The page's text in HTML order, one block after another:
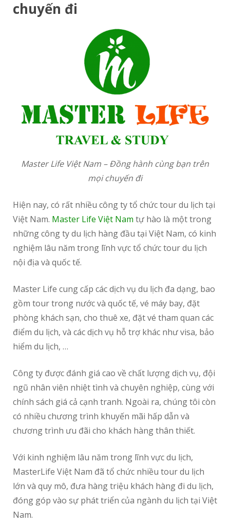
chuyến đi
Master Life Việt Nam – Đồng hành cùng bạn trên
mọi chuyến đi
Hiện nay, có rất nhiều công ty tổ chức tour du lịch tại
Việt Nam. Master Life Việt Nam tự hào là một trong
những công ty du lịch hàng đầu tại Việt Nam, có kinh
nghiệm lâu năm trong lĩnh vực tổ chức tour du lịch
nội địa và quốc tế.
Master Life cung cấp các dịch vụ du lịch đa dạng, bao
gồm tour trong nước và quốc tế, vé máy bay, đặt
phòng khách sạn, cho thuê xe, đặt vé tham quan các
điểm du lịch, và các dịch vụ hỗ trợ khác như visa, bảo
hiểm du lịch, …
Công ty được đánh giá cao về chất lượng dịch vụ, đội
ngũ nhân viên nhiệt tình và chuyên nghiệp, cùng với
chính sách giá cả cạnh tranh. Ngoài ra, chúng tôi còn
có nhiều chương trình khuyến mãi hấp dẫn và
chương trình ưu đãi cho khách hàng thân thiết.
Với kinh nghiệm lâu năm trong lĩnh vực du lịch,
MasterLife Việt Nam đã tổ chức nhiều tour du lịch
lớn và quy mô, đưa hàng triệu khách hàng đi du lịch,
đóng góp vào sự phát triển của ngành du lịch tại Việt
Nam.